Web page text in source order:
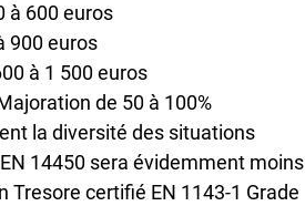
à 600 euros
900 euros
à 1 500 euros
de 50 à 100%
la diversité des situations
14450 sera évidemment moins
certifié EN 1143-1 Grade